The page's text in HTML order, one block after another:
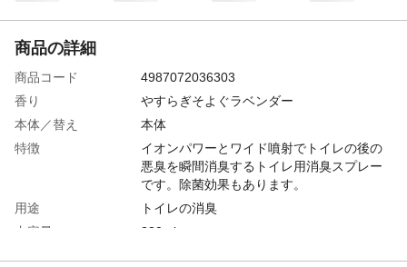
商品の詳細
商品コード
4987072036303
香り
やすらぎそよぐラベンダー
本体／替え
本体
特徴
イオンパワーとワイド噴射でトイレの後の
悪臭を瞬間消臭するトイレ用消臭スプレー
です。除菌効果もあります。
用途
トイレの消臭
内容量
280ml